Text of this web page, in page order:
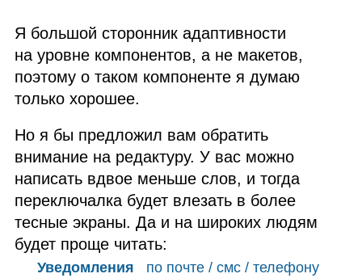
Я большой сторонник адаптивности
на уровне компонентов, а не макетов,
поэтому о таком компоненте я думаю
только хорошее.
Но я бы предложил вам обратить
внимание на редактуру. У вас можно
написать вдвое меньше слов, и тогда
переключалка будет влезать в более
тесные экраны. Да и на широких людям
будет проще читать:
Уведомления по почте / смс / телефону